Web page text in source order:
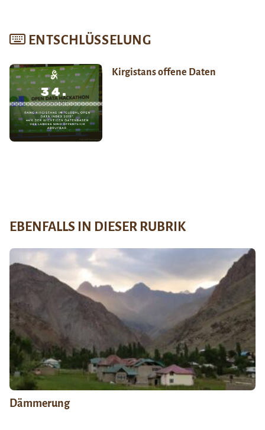
ENTSCHLÜSSELUNG
Kirgistans offene Daten
EBENFALLS IN DIESER RUBRIK
Dämmerung